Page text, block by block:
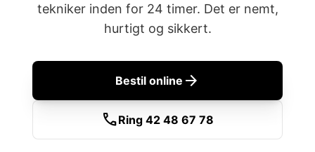
tekniker inden for 24 timer. Det er nemt,
hurtigt og sikkert.
Bestil online arrow_forward
callRing 42 48 67 78